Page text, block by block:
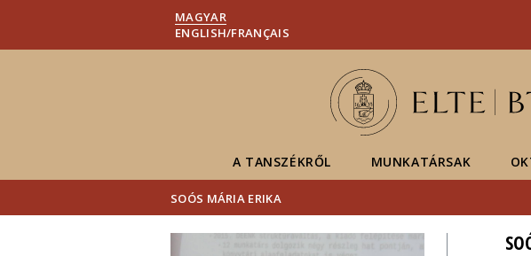
MAGYAR
ENGLISH/FRANÇAIS
A TANSZÉKRŐL MUNKATÁRSAK
SOÓS MÁRIA ERIKA